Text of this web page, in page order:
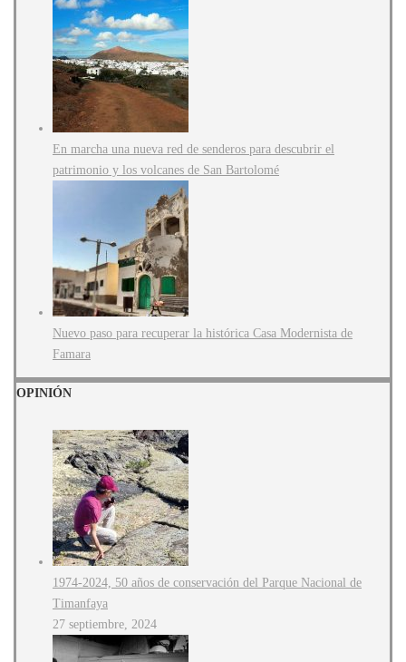
En marcha una nueva red de senderos para descubrir el
patrimonio y los volcanes de San Bartolomé
Nuevo paso para recuperar la histórica Casa Modernista de
Famara
OPINIÓN
1974-2024, 50 años de conservación del Parque Nacional de
Timanfaya
27 septiembre, 2024